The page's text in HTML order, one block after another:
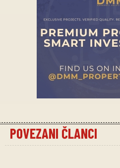
POVEZANI ČLANCI